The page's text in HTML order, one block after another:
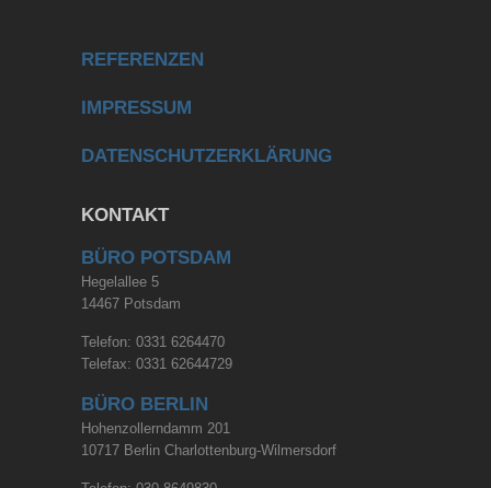
REFERENZEN
IMPRESSUM
DATENSCHUTZERKLÄRUNG
KONTAKT
BÜRO POTSDAM
Hegelallee 5
14467 Potsdam
Telefon: 0331 6264470
Telefax: 0331 62644729
BÜRO BERLIN
Hohenzollerndamm 201
10717 Berlin Charlottenburg-Wilmersdorf